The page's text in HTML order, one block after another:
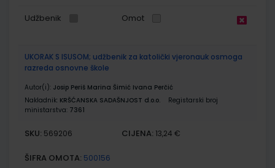
Udžbenik Omot
UKORAK S ISUSOM; udžbenik za katolički vjeronauk osmoga
razreda osnovne škole
Autor(i): Josip Periš Marina Šimić Ivana Perčić
Nakladnik: KRŠĆANSKA SADAŠNJOST d.o.o.
Registarski broj
ministarstva: 7361
SKU: 569206 CIJENA: 13,24 €
ŠIFRA OMOTA: 500156